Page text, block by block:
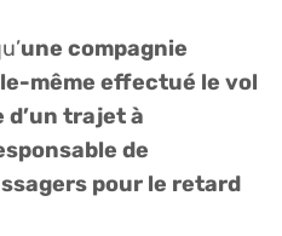
une compagnie
même effectué le vol
d’un trajet à
de
pour le retard